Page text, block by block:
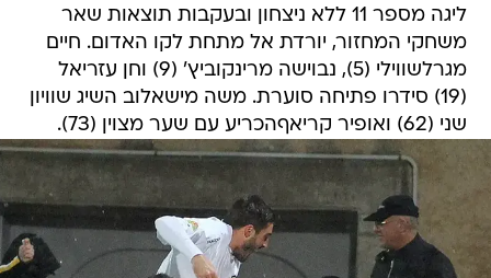
ליגה מספר 11 ללא ניצחון ובעקבות תוצאות שאר
משחקי המחזור, יורדת אל מתחת לקו האדום. חיים
מגרלשווילי (5), נבוישה מרינקוביץ' (9) וחן עזריאל
(19) סידרו פתיחה סוערת. משה מישאלוב השיג שוויון
שני (62) ואופיר קריאףהכריע עם שער מצוין (73).